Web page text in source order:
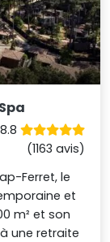
(1163 avis)
Ferret, le
et
m² et son
une retraite